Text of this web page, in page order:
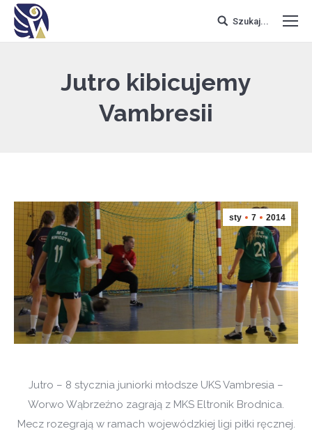
Szukaj...
Jutro kibicujemy
Vambresii
sty 7 2014
Jutro – 8 stycznia juniorki młodsze UKS Vambresia –
Worwo Wąbrzeźno zagrają z MKS Eltronik Brodnica.
Mecz rozegrają w ramach wojewódzkiej ligi piłki ręcznej.